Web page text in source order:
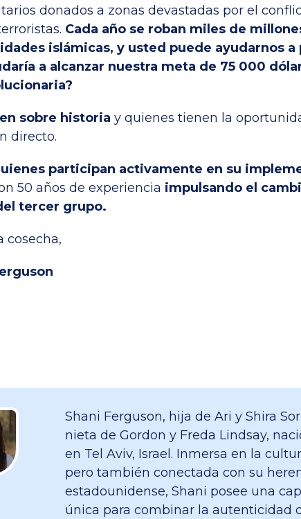
donados a zonas devastadas por el
Cada año se roban miles de
islámicas, y usted puede ayudarnos a
a alcanzar nuestra meta de 75 000
sobre historia y quienes tienen la
directo.
participan activamente en su
50 años de experiencia impulsando el
tercer grupo.
cosecha,
Shani Ferguson, hija de Ari y Shira
nieta de Gordon y Freda Lindsay,
en Tel Aviv, Israel. Inmersa en la
pero también conectada con su
estadounidense, Shani posee una
única para combinar la autenticidad